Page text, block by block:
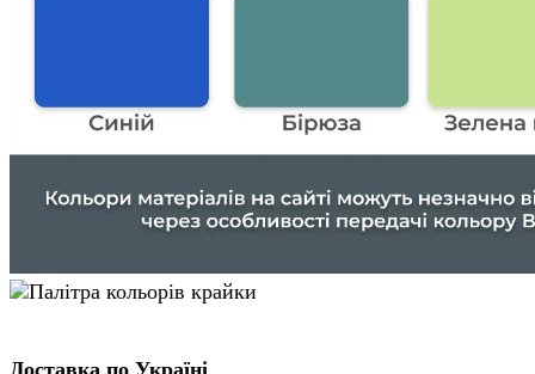
Доставка по Україні